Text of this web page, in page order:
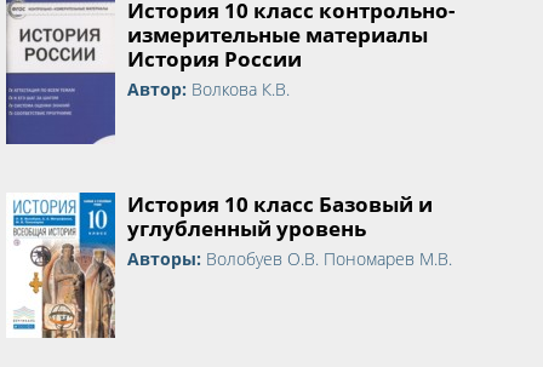
История 10 класс контрольно-
измерительные материалы
История России
Автор: Волкова К.В.
История 10 класс Базовый и
углубленный уровень
Авторы: Волобуев О.В. Пономарев М.В.